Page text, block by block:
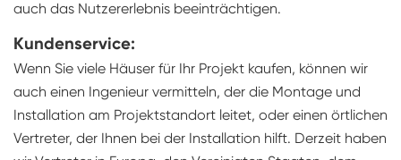
auch das Nutzererlebnis beeinträchtigen.
Kundenservice:
Wenn Sie viele Häuser für Ihr Projekt kaufen, können wir
auch einen Ingenieur vermitteln, der die Montage und
Installation am Projektstandort leitet, oder einen örtlichen
Vertreter, der Ihnen bei der Installation hilft. Derzeit haben